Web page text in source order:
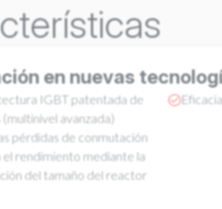
en nuevas
IGBT patentada de
(multinivel avanzada)
pérdidas de conmutación
el rendimiento mediante la
del tamaño del reactor